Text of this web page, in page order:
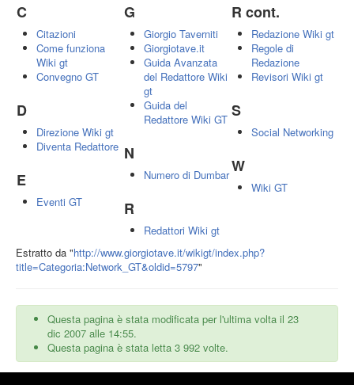
Ultime Modifiche
Statistiche
Tools
Modifiche correlate
Pagine speciali
Entra
C
Citazioni
Come funziona
Wiki gt
Convegno GT
D
Direzione Wiki gt
Diventa Redattore
E
Eventi GT
G
Giorgio Taverniti
Giorgiotave.it
Guida Avanzata
del Redattore Wiki
gt
Guida del
Redattore Wiki GT
N
Numero di Dumbar
R
Redattori Wiki gt
R cont.
Redazione Wiki gt
Regole di
Redazione
Revisori Wiki gt
S
Social Networking
W
Wiki GT
Estratto da "http://www.giorgiotave.it/wikigt/index.php?
title=Categoria:Network_GT&oldid=5797"
Questa pagina è stata modificata per l'ultima volta il 23
dic 2007 alle 14:55.
Questa pagina è stata letta 3 992 volte.